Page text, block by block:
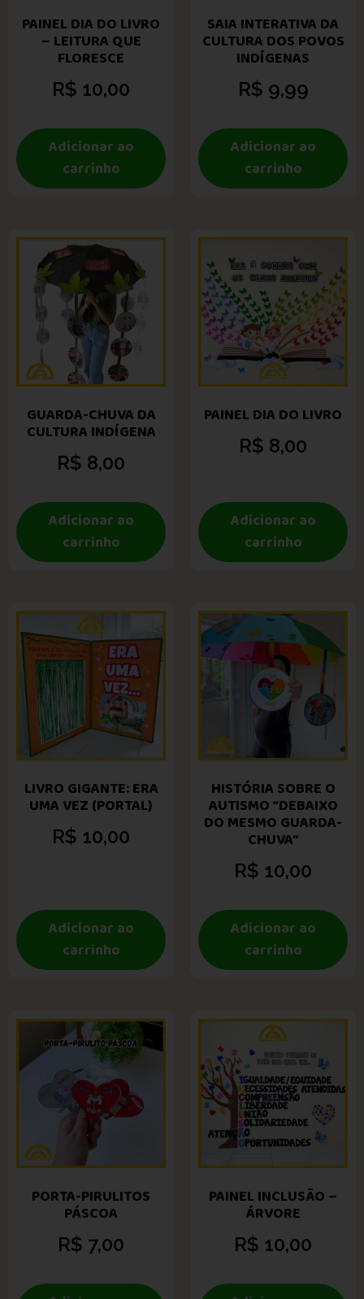
PAINEL DIA DO LIVRO
– LEITURA QUE
FLORESCE
R$ 10,00
Adicionar ao
carrinho
SAIA INTERATIVA DA
CULTURA DOS POVOS
INDÍGENAS
R$ 9,99
Adicionar ao
carrinho
GUARDA-CHUVA DA
CULTURA INDÍGENA
R$ 8,00
Adicionar ao
carrinho
PAINEL DIA DO LIVRO
R$ 8,00
Adicionar ao
carrinho
LIVRO GIGANTE: ERA
UMA VEZ (PORTAL)
R$ 10,00
Adicionar ao
carrinho
HISTÓRIA SOBRE O
AUTISMO “DEBAIXO
DO MESMO GUARDA-
CHUVA”
R$ 10,00
Adicionar ao
carrinho
PORTA-PIRULITOS
PÁSCOA
R$ 7,00
PAINEL INCLUSÃO –
ÁRVORE
R$ 10,00